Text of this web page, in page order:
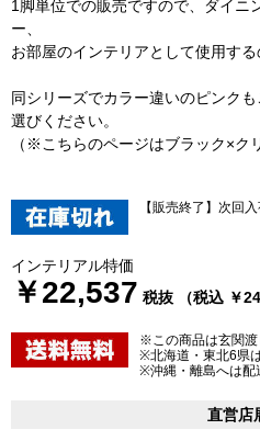
1脚単位での販売ですので、ダイニ
ー、
お部屋のインテリアとして使用する
同シリーズでカラー違いのピンク
選びください。
（※こちらのページはブラック×ク
【販売終了】次回
インテリアル特価
￥22,537 税抜 （税込 ￥
※この商品は玄関渡
※北海道・東北6県
※沖縄・離島へは配
直営店